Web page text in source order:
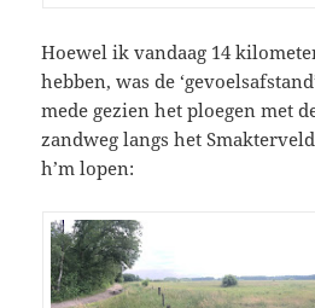
Hoewel ik vandaag 14
hebben, was de
mede gezien het ploegen met
zandweg langs het
h’m lopen: